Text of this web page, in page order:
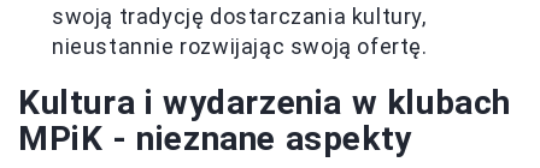
swoją tradycję dostarczania kultury,
nieustannie rozwijając swoją ofertę.
Kultura i wydarzenia w klubach
MPiK - nieznane aspekty